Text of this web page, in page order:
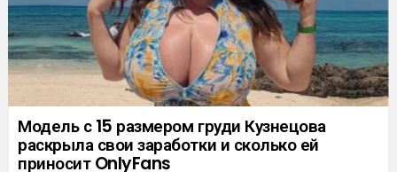
Модель с 15 размером груди Кузнецова
раскрыла свои заработки и сколько ей
приносит OnlyFans